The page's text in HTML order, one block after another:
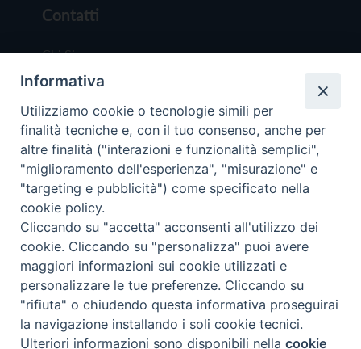
Contatti
Chi Siamo
Redazione
Scrivici
Copyright © 2019 - Tutti i diritti riservati - Vita
Trentina Editrice
Privacy Policy
Torna
Informativa
Utilizziamo cookie o tecnologie simili per
finalità tecniche e, con il tuo consenso, anche per
altre finalità ("interazioni e funzionalità semplici",
"miglioramento dell'esperienza", "misurazione" e
"targeting e pubblicità") come specificato nella
cookie policy.
Cliccando su "accetta" acconsenti all'utilizzo dei
cookie. Cliccando su "personalizza" puoi avere
maggiori informazioni sui cookie utilizzati e
personalizzare le tue preferenze. Cliccando su
"rifiuta" o chiudendo questa informativa proseguirai
la navigazione installando i soli cookie tecnici.
Ulteriori informazioni sono disponibili nellacookie